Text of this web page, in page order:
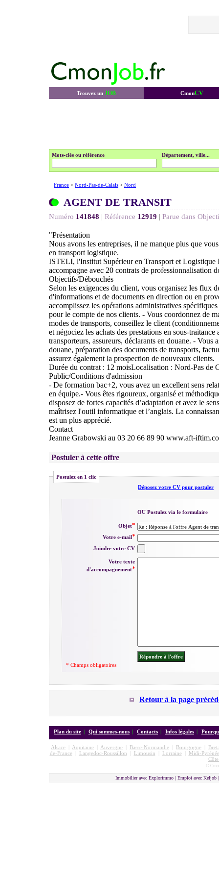
Trouvez un JOB CmonCV
Mots-clés ou référence Département, ville...
France > Nord-Pas-de-Calais > Nord
AGENT DE TRANSIT
Numéro 141848 | Référence 12919 | Parue dans
"Présentation
Nous avons les entreprises, il ne manque plus que
en transport logistique.
ISTELI, l'Institut Supérieur en Transport et Logistique
accompagne avec 20 contrats de professionnalisation
Objectifs/Débouchés
Selon les exigences du client, vous organisez les flux
d'informations et de documents en direction ou en
accomplissez les opérations administratives
pour le compte de nos clients. - Vous coordonnez de
modes de transports, conseillez le client
et négociez les achats des prestations en sous-traitance
transporteurs, assureurs, déclarants en douane. - Vous
douane, préparation des documents de transports,
assurez également la prospection de nouveaux clients.
Durée du contrat : 12 moisLocalisation : Nord-Pas de
Public/Conditions d'admission
- De formation bac+2, vous avez un excellent sens
en équipe.- Vous êtes rigoureux, organisé et
disposez de fortes capacités d’adaptation et avez le
maîtrisez l'outil informatique et l’anglais. La
est un plus apprécié.
Contact
Jeanne Grabowski au 03 20 66 89 90 www.aft-
Postuler à cette offre
Postulez en 1 clic
Déposez votre CV pour postuler
OU Postulez via le formulaire
Objet
Votre e-mail
Joindre votre CV
Votre texte
d'accompagnement
* Champs obligatoires
Retour à la page
Plan du site | Qui sommes-nous | Contacts | Infos légales |
Alsace Aquitaine Auvergne Basse-Normandie Bourgogne
de-France| Langedoc-Roussillon Limousin Lorraine|
Midi-
©
Immobilier avec Explorimmo | Emploi avec Keljob